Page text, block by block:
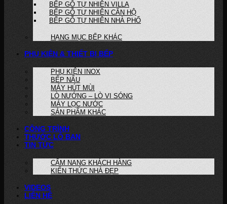
BẾP GỖ TỰ NHIÊN VILLA
BẾP GỖ TỰ NHIÊN CĂN HỘ
BẾP GỖ TỰ NHIÊN NHÀ PHỐ
HẠNG MỤC BẾP KHÁC
PHỤ KIỆN & THIẾT BỊ BẾP
PHỤ KIỆN INOX
BẾP NẤU
MÁY HÚT MÙI
LÒ NƯỚNG – LÒ VI SÓNG
MÁY LỌC NƯỚC
SẢN PHẨM KHÁC
CÔNG TRÌNH
THƯỚC LỖ BAN
TIN TỨC
CẨM NANG KHÁCH HÀNG
KIẾN THỨC NHÀ ĐẸP
VIDEOS
LIÊN HỆ